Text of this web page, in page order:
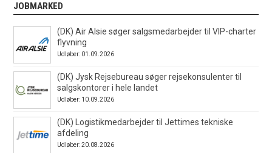
JOBMARKED
(DK) Air Alsie søger salgsmedarbejder til VIP-charter
flyvning
Udløber: 01.09.2026
(DK) Jysk Rejsebureau søger rejsekonsulenter til
salgskontorer i hele landet
Udløber: 10.09.2026
(DK) Logistikmedarbejder til Jettimes tekniske
afdeling
Udløber: 20.08.2026